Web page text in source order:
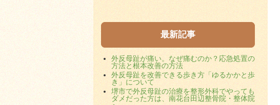
最新記事
外反母趾が痛い。なぜ痛むのか？応急処置の
方法と根本改善の方法
外反母趾を改善できる歩き方「ゆるかかと歩
き」について
堺市で外反母趾の治療を整形外科でやっても
ダメだった方は、南花台田辺整骨院・整体院